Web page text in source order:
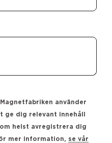
använder
dig relevant innehåll
helst avregistrera dig
mer information, se vår